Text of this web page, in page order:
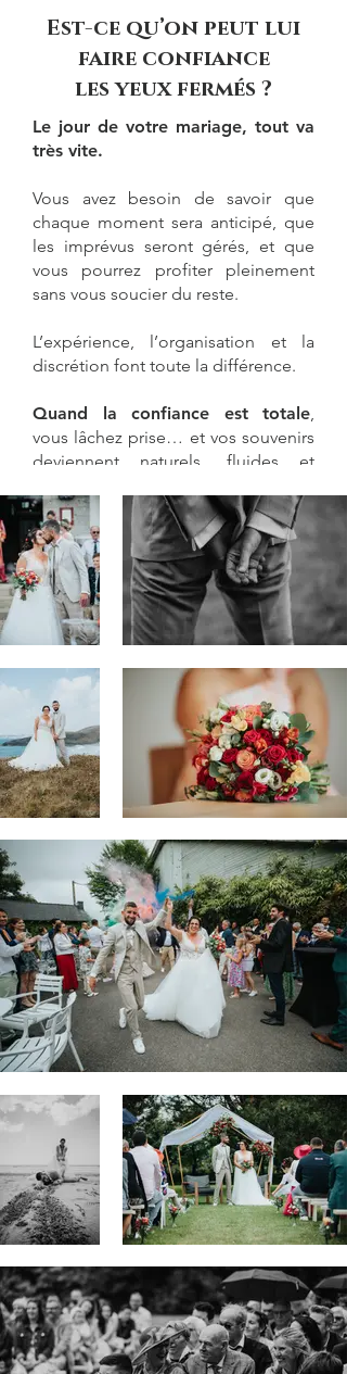
Est-ce qu’on peut lui
faire confiance
les yeux fermés ?
Le jour de votre mariage, tout va
très vite.
Vous avez besoin de savoir que
chaque moment sera anticipé, que
les imprévus seront gérés, et que
vous pourrez profiter pleinement
sans vous soucier du reste.
L’expérience, l’organisation et la
discrétion font toute la différence.
Quand la confiance est totale,
vous lâchez prise… et vos souvenirs
deviennent naturels, fluides et